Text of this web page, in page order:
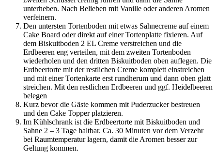
unterheben. Nach Belieben mit Vanille oder anderen Aromen
verfeinern.
Den untersten Tortenboden mit etwas Sahnecreme auf einem
Cake Board oder direkt auf einer Tortenplatte fixieren. Auf
dem Biskuitboden 2 EL Creme verstreichen und die
Erdbeeren eng verteilen, mit dem zweiten Tortenboden
wiederholen und den dritten Biskuitboden oben auflegen. Die
Erdbeertorte mit der restlichen Creme komplett einstreichen
und mit einer Tortenkarte erst rundherum und dann oben glatt
streichen. Mit den restlichen Erdbeeren und ggf. Heidelbeeren
belegen
Kurz bevor die Gäste kommen mit Puderzucker bestreuen
und den Cake Topper platzieren.
Im Kühlschrank ist die Erdbeertorte mit Biskuitboden und
Sahne 2 – 3 Tage haltbar. Ca. 30 Minuten vor dem Verzehr
bei Raumtemperatur lagern, damit die Aromen besser zur
Geltung kommen.